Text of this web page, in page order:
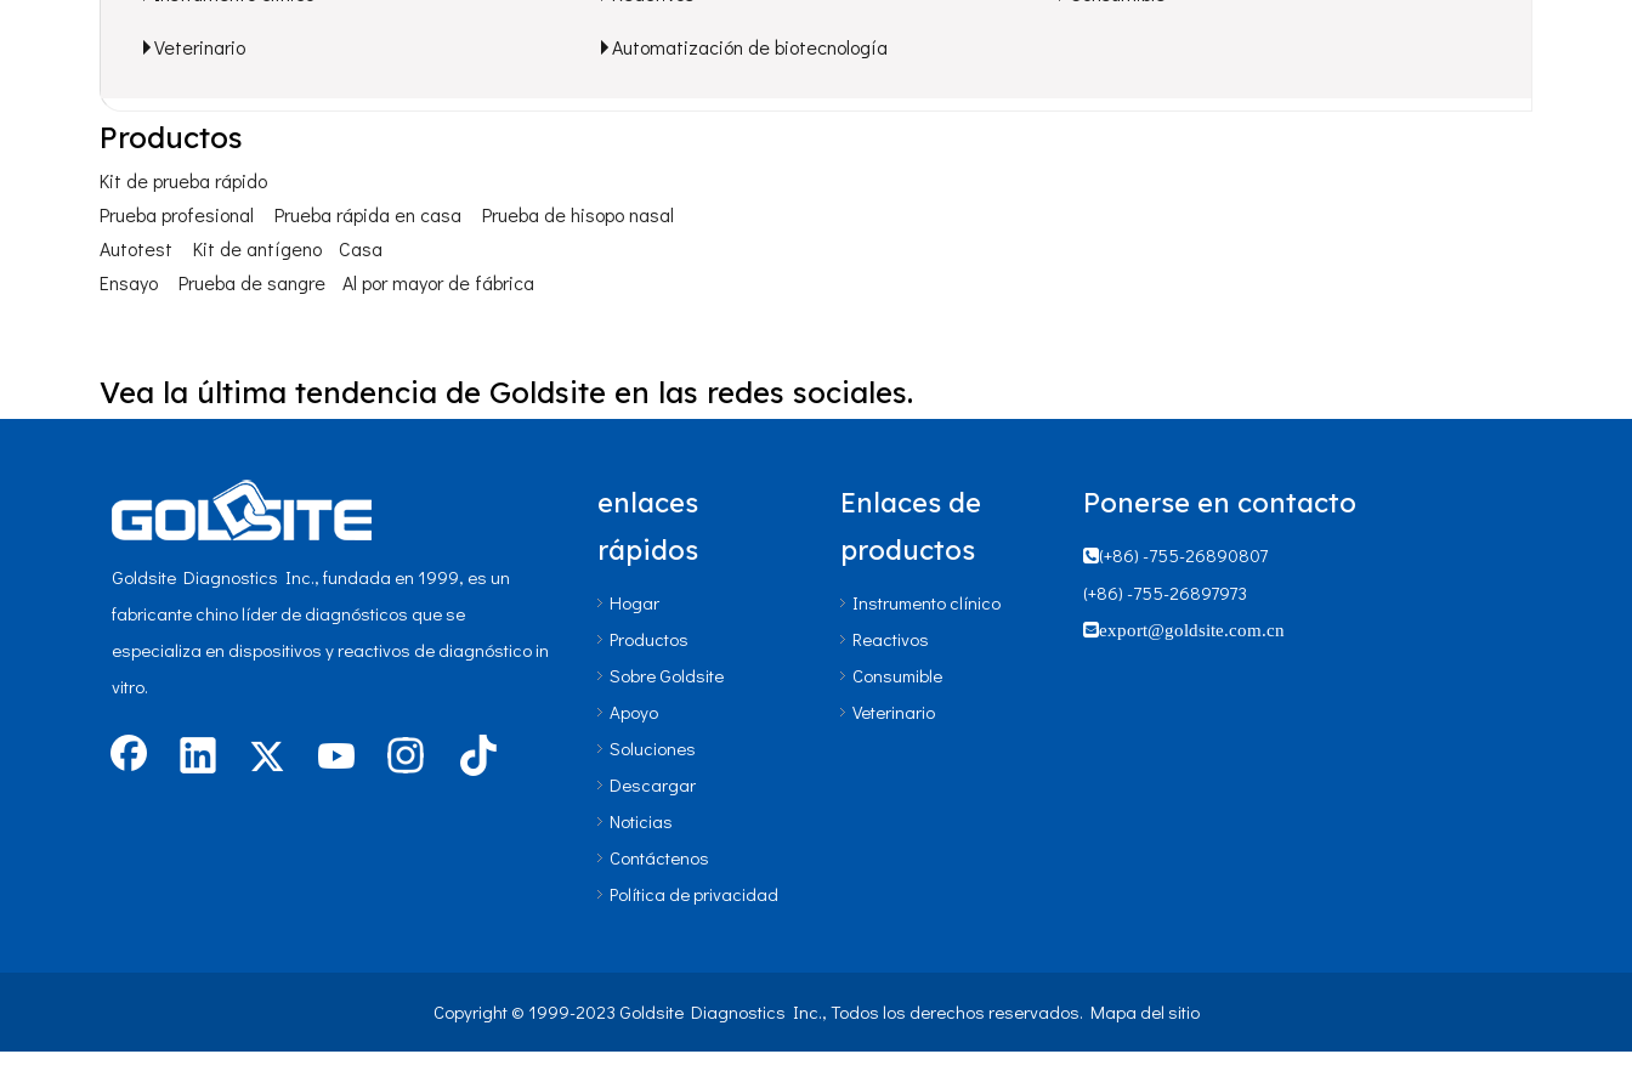
Veterinario Automatización de biotecnología
Productos
Kit de prueba rápido
Prueba profesional
Prueba rápida en casa
Prueba de hisopo nasal
Autotest
Kit de antígeno
Casa
Ensayo
Prueba de sangre Al por mayor de fábrica
Vea la última tendencia de Goldsite en las redes sociales.
Goldsite Diagnostics Inc., fundada en 1999, es un
fabricante chino líder de diagnósticos que se
especializa en dispositivos y reactivos de diagnóstico in
vitro.
enlaces
rápidos
Hogar
Productos
Sobre Goldsite
Apoyo
Soluciones
Descargar
Noticias
Contáctenos
Política de privacidad
Enlaces de
productos
Instrumento clínico
Reactivos
Consumible
Veterinario
Ponerse en contacto
(+86) -755-26890807
(+86) -755-26897973
export@goldsite.com.cn
Copyright © 1999-2023 Goldsite Diagnostics Inc., Todos los derechos reservados. Mapa del sitio